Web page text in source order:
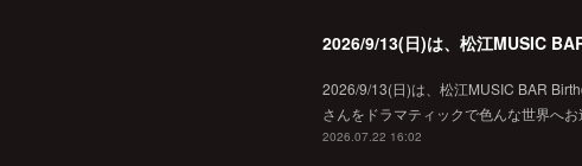
2026/9/13(日)は、松江MUSIC
2026/9/13(日)は、松江MUSIC BAR
さんをドラマティックで色んな世界へ
2026.07.22 16:02